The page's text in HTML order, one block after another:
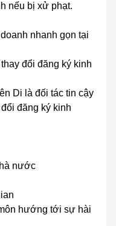
nếu bị xử phạt.
nhanh gọn tại
đổi đăng ký kinh
Di là đối tác tin cậy
đăng ký kinh
nước
hướng tới sự hài